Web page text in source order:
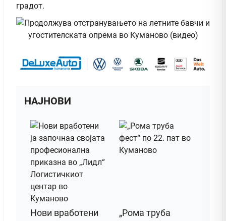
градот.
НАЈНОВИ
Нови вработени „Рома труба